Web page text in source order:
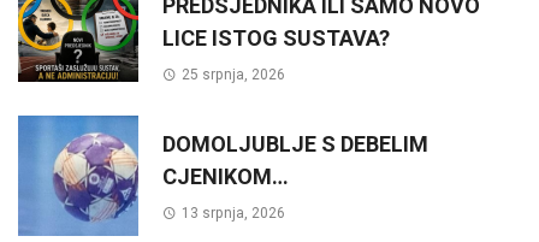
PREDSJEDNIKA ILI SAMO NOVO
LICE ISTOG SUSTAVA?
25 srpnja, 2026
DOMOLJUBLJE S DEBELIM
CJENIKOM…
13 srpnja, 2026